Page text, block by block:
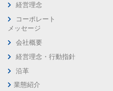
経営理念
コーポレート
メッセージ
会社概要
経営理念・行動指針
沿革
業態紹介